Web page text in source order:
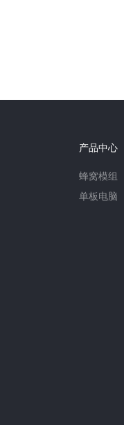
产品中心
蜂窝模组
单板电脑